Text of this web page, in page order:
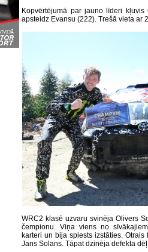
Kopvērtējumā par jauno līderi
apsteidz Evansu (222). Trešā vieta ar
WRC2 klasē uzvaru svinēja Olivers
čempionu. Viņa viens no
karteri un bija spiests izstāties.
Jans Solans. Tāpat dzinēja defekta